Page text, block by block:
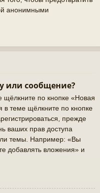
анонимными
или сообщение?
по кнопке «Новая
теме щёлкните по кнопке
прежде
ваших прав доступа
темы. Например: «Вы
добавлять вложения» и